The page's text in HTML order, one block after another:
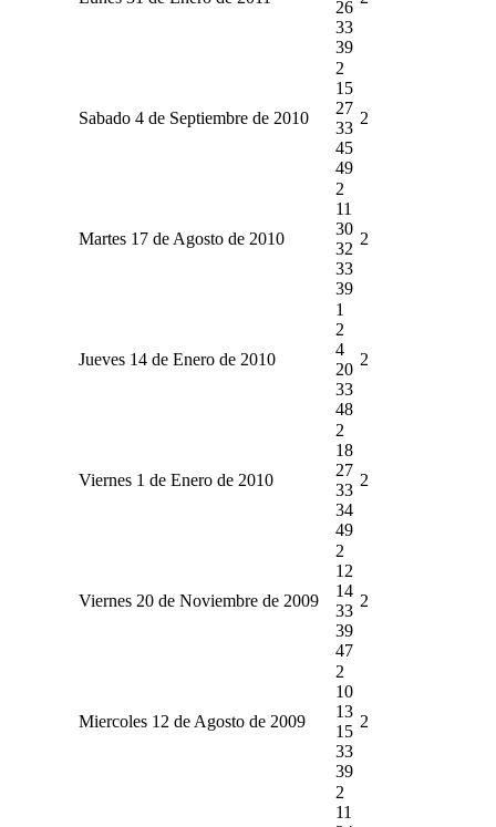
26
33
39
Sabado 4 de Septiembre de 2010
2
15
27
33
45
49
2
Martes 17 de Agosto de 2010
2
11
30
32
33
39
2
Jueves 14 de Enero de 2010
1
2
4
20
33
48
2
Viernes 1 de Enero de 2010
2
18
27
33
34
49
2
Viernes 20 de Noviembre de 2009
2
12
14
33
39
47
2
Miercoles 12 de Agosto de 2009
2
10
13
15
33
39
2
2
11